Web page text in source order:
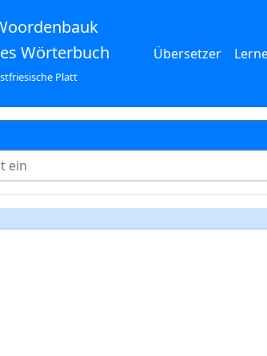
Wörterbuch
Platt
Übersetzer